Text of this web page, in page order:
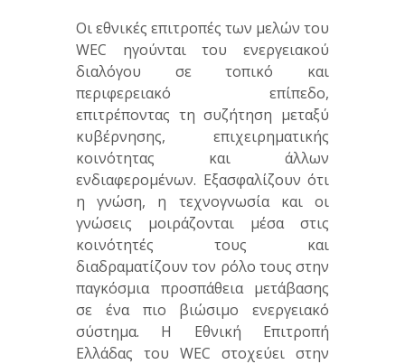
Οι εθνικές επιτροπές των μελών του
WEC ηγούνται του ενεργειακού
διαλόγου σε τοπικό και
περιφερειακό επίπεδο,
επιτρέποντας τη συζήτηση μεταξύ
κυβέρνησης, επιχειρηματικής
κοινότητας και άλλων
ενδιαφερομένων. Εξασφαλίζουν ότι
η γνώση, η τεχνογνωσία και οι
γνώσεις μοιράζονται μέσα στις
κοινότητές τους και
διαδραματίζουν τον ρόλο τους στην
παγκόσμια προσπάθεια μετάβασης
σε ένα πιο βιώσιμο ενεργειακό
σύστημα. Η Εθνική Επιτροπή
Ελλάδας του WEC στοχεύει στην